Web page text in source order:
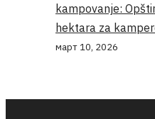
kampovanje:
hektara za
март 10, 2026